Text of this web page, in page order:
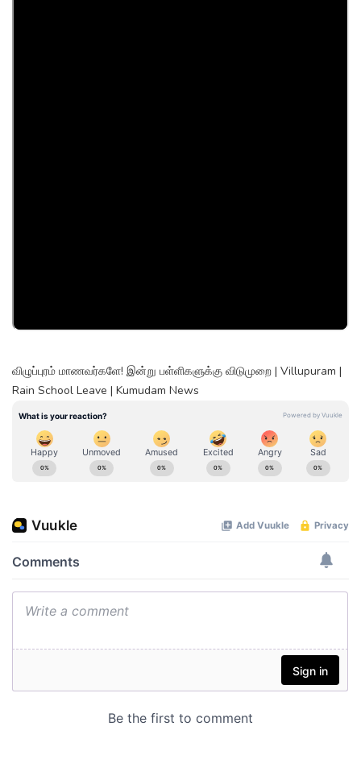
விழுப்புரம் மாணவர்களே! இன்று பள்ளிகளுக்கு விடுமுறை | Villupuram |
Rain School Leave | Kumudam News